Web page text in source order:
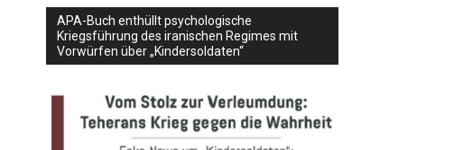
APA-Buch enthüllt psychologische
Kriegsführung des iranischen Regimes mit
Vorwürfen über „Kindersoldaten“